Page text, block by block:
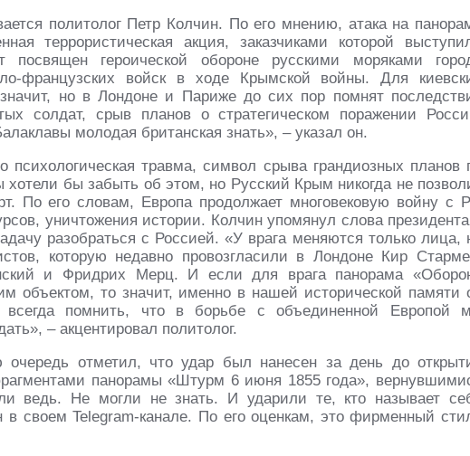
политолог Петр Колчин. По его мнению, атака на
террористическая акция, заказчиками которой
героической обороне русскими моряками
французских войск в ходе Крымской войны. Для
но в Лондоне и Париже до сих пор помнят
солдат, срыв планов о стратегическом поражении
молодая британская знать», – указал он.
психологическая травма, символ срыва грандиозных планов
бы забыть об этом, но Русский Крым никогда не
По его словам, Европа продолжает многовековую войну с
уничтожения истории. Колчин упомянул слова
разобраться с Россией. «У врага меняются только лица,
которую недавно провозгласили в Лондоне Кир
и Фридрих Мерц. И если для врага панорама
объектом, то значит, именно в нашей исторической памяти
помнить, что в борьбе с объединенной Европой
– акцентировал политолог.
отметил, что удар был нанесен за день до
панорамы «Штурм 6 июня 1855 года»,
ведь. Не могли не знать. И ударили те, кто называет
своем Telegram-канале. По его оценкам, это фирменный